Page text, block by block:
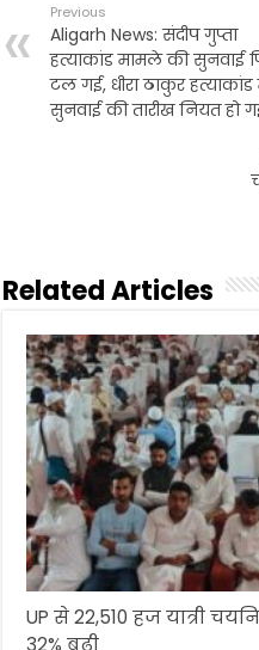
o
o
k
e
r
p
p
Previous
Aligarh News: संदीप गुप्ता
हत्याकांड मामले की सुनवाई
टल गई, धीरा ठाकुर
सुनवाई की तारीख नियत हो
Related Articles
UP से 22,510 हज यात्री
32% बढ़ी